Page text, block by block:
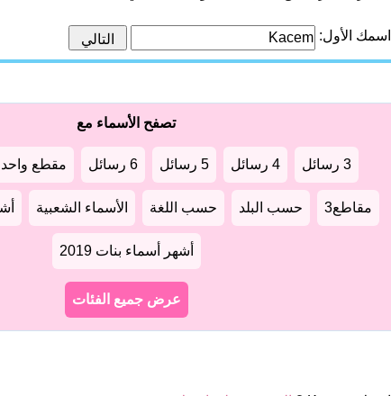
اسمك الأول:
تصفح الأسماء مع
3 رسائل 4 رسائل 5 رسائل 6 رسائل مقطع واحد
مقاطع3 حسب البلد حسب اللغة الأسماء الشعبية
أشهر أسماء بنات 2019
عرض جميع الفئات